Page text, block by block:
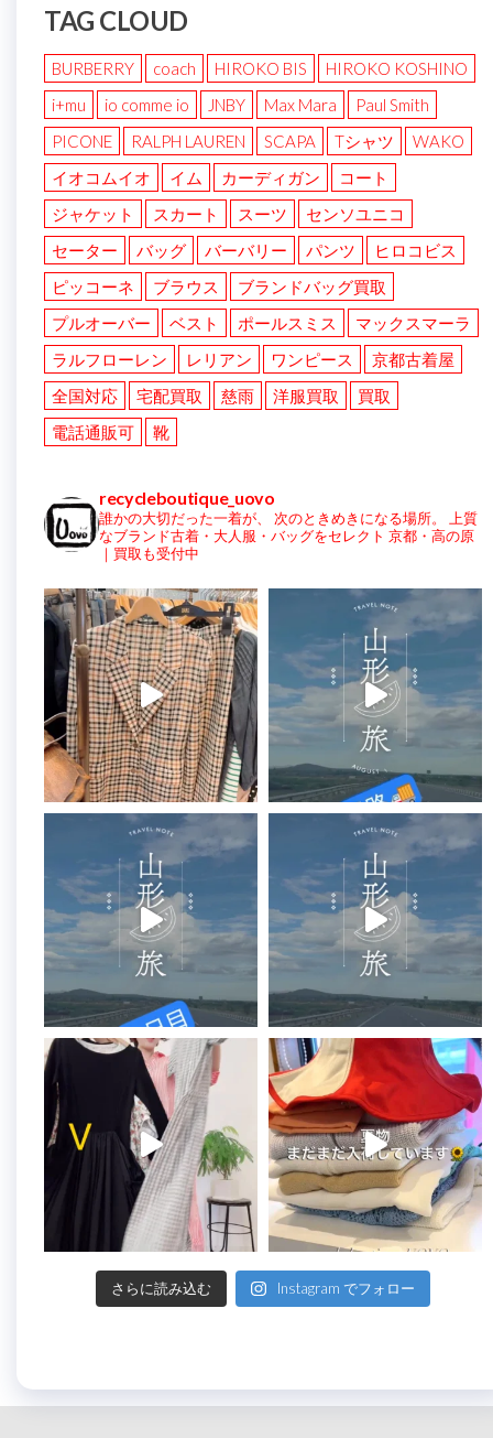
TAG CLOUD
BURBERRY coach HIROKO BIS
HIROKO KOSHINO
i+mu
io comme io JNBY Max Mara
Paul Smith
PICONE
RALPH LAUREN SCAPA Tシャツ
WAKO
イオコムイオ
イム カーディガン
コート
ジャケット
スカート スーツ
センソユニコ
セーター
バッグ バーバリー パンツ
ヒロコビス
ピッコーネ
ブラウス
ブランドバッグ買取
プルオーバー
ベスト ポールスミス
マックスマーラ
ラルフローレン
レリアン ワンピース
京都古着屋
全国対応
宅配買取 慈雨 洋服買取
買取
電話通販可
靴
recycleboutique_uovo
誰かの大切だった一着が、 次のときめきになる場所。
上質
なブランド古着・大人服・バッグをセレクト 京都・高の原
｜買取も受付中
さらに読み込む Instagram でフォロー